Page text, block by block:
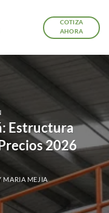
COTIZA
AHORA
Estructura
2026
MARIA MEJIA